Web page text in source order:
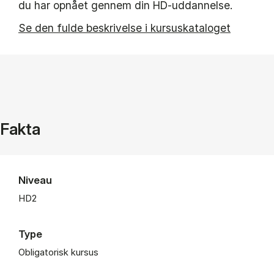
du har opnået gennem din HD-uddannelse.
Se den fulde beskrivelse i kursuskataloget
Fakta
Niveau
HD2
Type
Obligatorisk kursus